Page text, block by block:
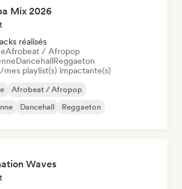
Mix 2026
réalisés
Afrobeat / Afropop
DancehallReggaeton
playlist(s) impactante(s)
Afrobeat / Afropop
Dancehall Reggaeton
Waves